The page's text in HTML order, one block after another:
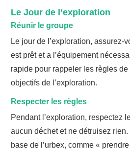
Le Jour de l’exploration
Réunir le groupe
Le jour de l’exploration, assurez-
est prêt et a l’équipement
rapide pour rappeler les règles
objectifs de l’exploration.
Respecter les règles
Pendant l’exploration, respectez
aucun déchet et ne détruisez
base de l’urbex, comme «